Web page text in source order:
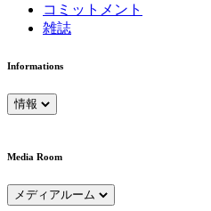
コミットメント
雑誌
Informations
情報
Media Room
メディアルーム